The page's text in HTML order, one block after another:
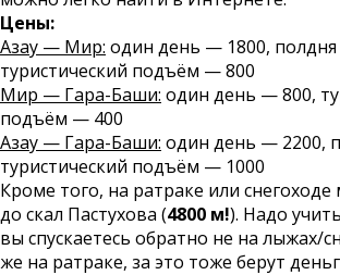
Цены:
Азау — Мир: один день — 1800, полдня
туристический подъём — 800
Мир — Гара-Баши: один день — 800,
подъём — 400
Азау — Гара-Баши: один день — 2200,
туристический подъём — 1000
Кроме того, на ратраке или
до скал Пастухова (4800 м!). Надо
вы спускаетесь обратно не на лыжах/
же на ратраке, за это тоже берут